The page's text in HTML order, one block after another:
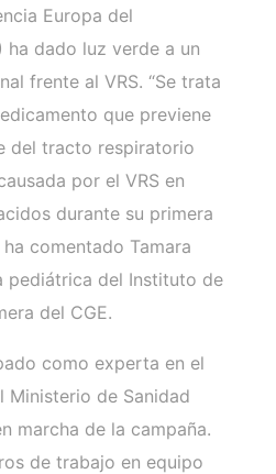
Europa del
ha dado luz verde a un
frente al VRS. “Se trata
que previene
del tracto respiratorio
por el VRS en
durante su primera
comentado Tamara
pediátrica del Instituto de
del CGE.
como experta en el
de Sanidad
marcha de la campaña.
de trabajo en equipo